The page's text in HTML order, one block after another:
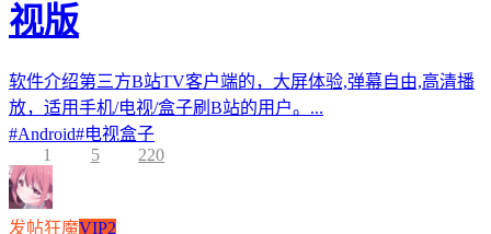
视版
软件介绍第三方B站TV客户端的，大屏体验,弹幕自由,高清播
放，适用手机/电视/盒子刷B站的用户。...
#Android#电视盒子
1
5 220
发帖狂魔VIP2